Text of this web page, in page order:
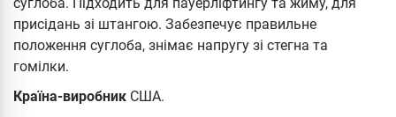
присідань зі штангою. Забезпечує правильне
положення суглоба, знімає напругу зі стегна та
гомілки.
Країна-виробник США.